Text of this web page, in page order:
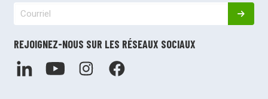
REJOIGNEZ-NOUS SUR LES RÉSEAUX SOCIAUX